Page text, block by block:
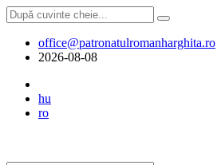
office@patronatulromanharghita.ro
2026-08-08
hu
ro